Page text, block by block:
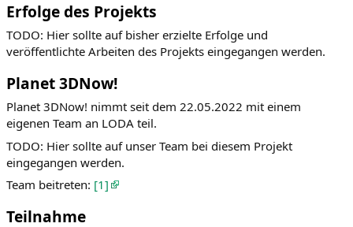
Erfolge des Projekts
TODO: Hier sollte auf bisher erzielte Erfolge und
veröffentlichte Arbeiten des Projekts eingegangen werden.
Planet 3DNow!
Planet 3DNow! nimmt seit dem 22.05.2022 mit einem
eigenen Team an LODA teil.
TODO: Hier sollte auf unser Team bei diesem Projekt
eingegangen werden.
Team beitreten: [1]
Teilnahme